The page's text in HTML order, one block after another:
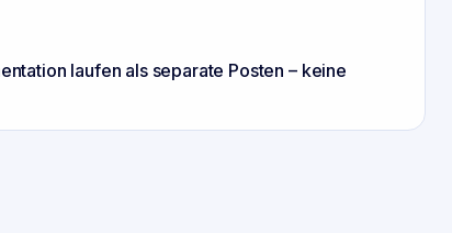
laufen als separate Posten – keine